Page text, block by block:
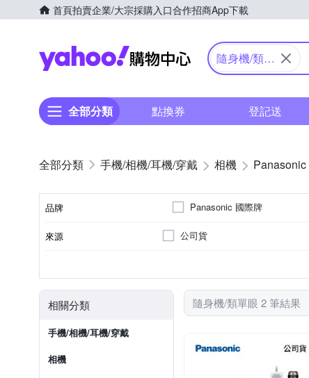
首頁拍賣企業/大宗採購入口合作招商App下載
Yahoo購物中心
隨身機/類單
全部分類 點換券 登記送
手機/相機/耳機/穿戴 相機 Panasonic
品牌 Panasonic 國際牌
來源 公司貨
相關分類
手機/相機/耳機/穿戴
相機
隨身機/類單眼 2 筆結果